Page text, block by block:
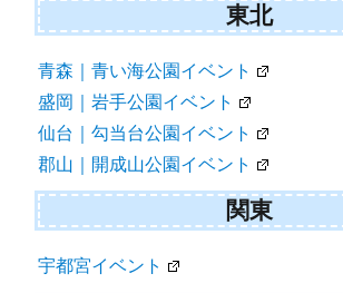
東北
青森｜青い海公園イベント
盛岡｜岩手公園イベント
仙台｜勾当台公園イベント
郡山｜開成山公園イベント
関東
宇都宮イベント